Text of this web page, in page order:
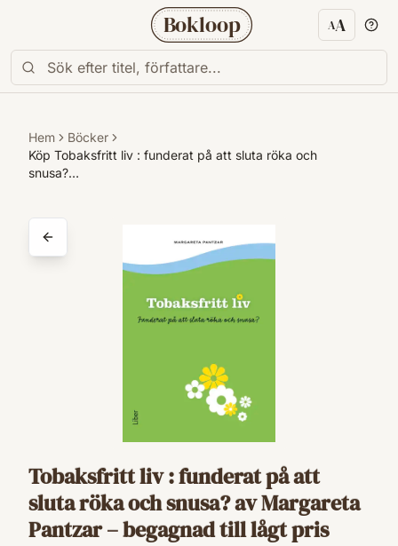
Bokloop AA
Hem
Böcker
Köp Tobaksfritt liv : funderat på att sluta röka och
snusa?…
Tobaksfritt liv : funderat på att
sluta röka och snusa? av Margareta
Pantzar – begagnad till lågt pris